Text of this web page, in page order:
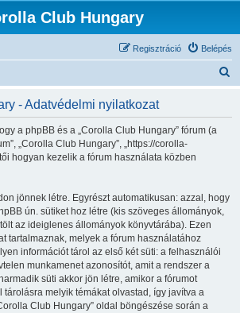
Club Hungary
Belépés
Regisztráció
- Adatvédelmi nyilatkozat
a phpBB és a „Corolla Club Hungary” fórum (a
„Corolla Club Hungary”, „https://corolla-
hogyan kezelik a fórum használata közben
jönnek létre. Egyrészt automatikusan: azzal, hogy
ún. sütiket hoz létre (kis szöveges állományok,
az ideiglenes állományok könyvtárába). Ezen
tartalmaznak, melyek a fórum használatához
információt tárol az első két süti: a felhasználói
munkamenet azonosítót, amit a rendszer a
süti akkor jön létre, amikor a fórumot
tárolásra melyik témákat olvastad, így javítva a
Club Hungary” oldal böngészése során a